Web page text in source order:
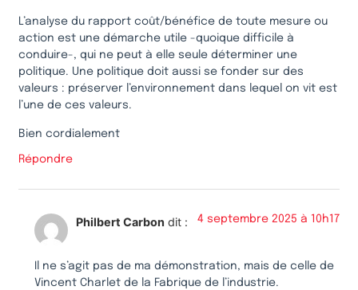
L’analyse du rapport coût/bénéfice de toute mesure ou
action est une démarche utile -quoique difficile à
conduire-, qui ne peut à elle seule déterminer une
politique. Une politique doit aussi se fonder sur des
valeurs : préserver l’environnement dans lequel on vit est
l’une de ces valeurs.
Bien cordialement
Répondre
Philbert Carbon dit : 4 septembre 2025 à 10h17
Il ne s’agit pas de ma démonstration, mais de celle de
Vincent Charlet de la Fabrique de l’industrie.